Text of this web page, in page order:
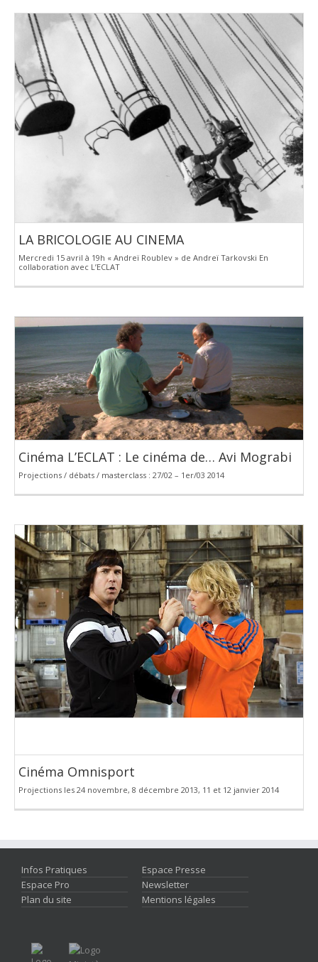
LA BRICOLOGIE AU CINEMA
Mercredi 15 avril à 19h « Andreï Roublev » de Andreï Tarkovski En
collaboration avec L’ECLAT
Cinéma L’ECLAT : Le cinéma de… Avi Mograbi
Projections / débats / masterclass : 27/02 – 1er/03 2014
Cinéma Omnisport
Projections les 24 novembre, 8 décembre 2013, 11 et 12 janvier 2014
Infos Pratiques
Espace Presse
Espace Pro
Newsletter
Plan du site
Mentions légales